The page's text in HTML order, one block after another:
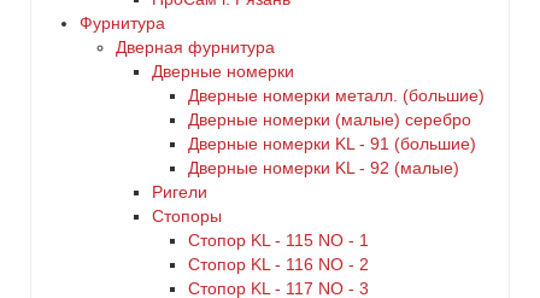
Фурнитура
Дверная фурнитура
Дверные номерки
Дверные номерки металл. (большие)
Дверные номерки (малые) серебро
Дверные номерки KL - 91 (большие)
Дверные номерки KL - 92 (малые)
Ригели
Стопоры
Стопор KL - 115 NO - 1
Стопор KL - 116 NO - 2
Стопор KL - 117 NO - 3